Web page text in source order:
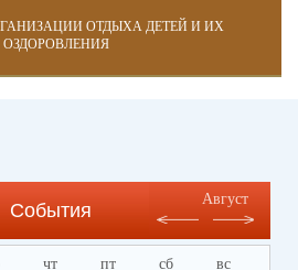
ОТДЫХА ДЕТЕЙ И ИХ
ОЗДОРОВЛЕНИЯ
События
Август
чт пт сб вс